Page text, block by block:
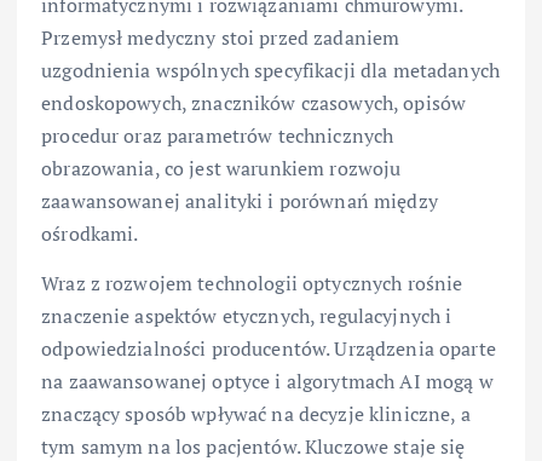
Przemysł medyczny stoi przed zadaniem
uzgodnienia wspólnych specyfikacji dla metadanych
endoskopowych, znaczników czasowych, opisów
procedur oraz parametrów technicznych
obrazowania, co jest warunkiem rozwoju
zaawansowanej analityki i porównań między
ośrodkami.
Wraz z rozwojem technologii optycznych rośnie
znaczenie aspektów etycznych, regulacyjnych i
odpowiedzialności producentów. Urządzenia oparte
na zaawansowanej optyce i algorytmach AI mogą w
znaczący sposób wpływać na decyzje kliniczne, a
tym samym na los pacjentów. Kluczowe staje się